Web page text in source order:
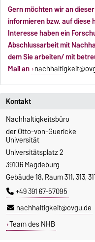
Gern möchten wir an
informieren bzw. auf diese
Interesse haben ein
Abschlussarbeit mit
dem Sie arbeiten/ mit
Mail an
Kontakt
Nachhaltigkeitsbüro
der Otto-von-Guericke
Universität
Universitätsplatz 2
39106 Magdeburg
Gebäude 18, Raum 311, 313,
+49 391 67-57095
nachhaltigkeit@ovgu.de
Team des NHB